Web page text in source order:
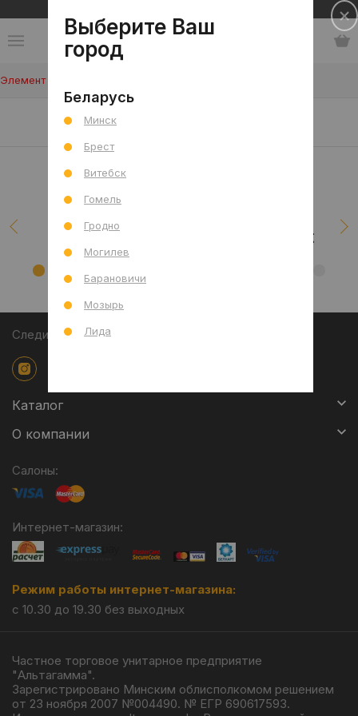
Элемент не найден!
Наши клиенты/проекты
Следите за акциями
Каталог
О компании
Салоны:
Интернет-магазин:
Режим работы интернет-магазина:
с 10.30 до 19.30 без выходных
Частное торговое унитарное предприятие
"Альтагамма".
Зарегистрировано Минским облисполкомом решением
от 23 ноября 2007 №004490. № ЕГР 690617593.
Выберите Ваш
город
Беларусь
Минск
Брест
Витебск
Гомель
Гродно
Могилев
Барановичи
Мозырь
Лида